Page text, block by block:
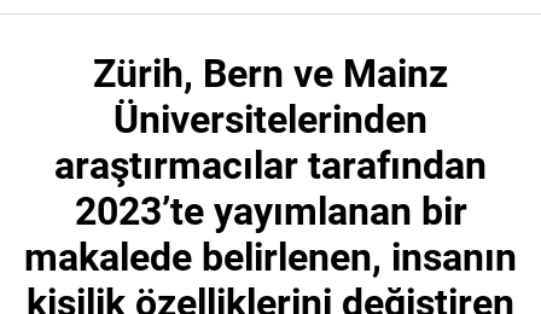
Zürih, Bern ve Mainz
Üniversitelerinden
araştırmacılar tarafından
2023’te yayımlanan bir
makalede belirlenen, insanın
kişilik özelliklerini değiştiren